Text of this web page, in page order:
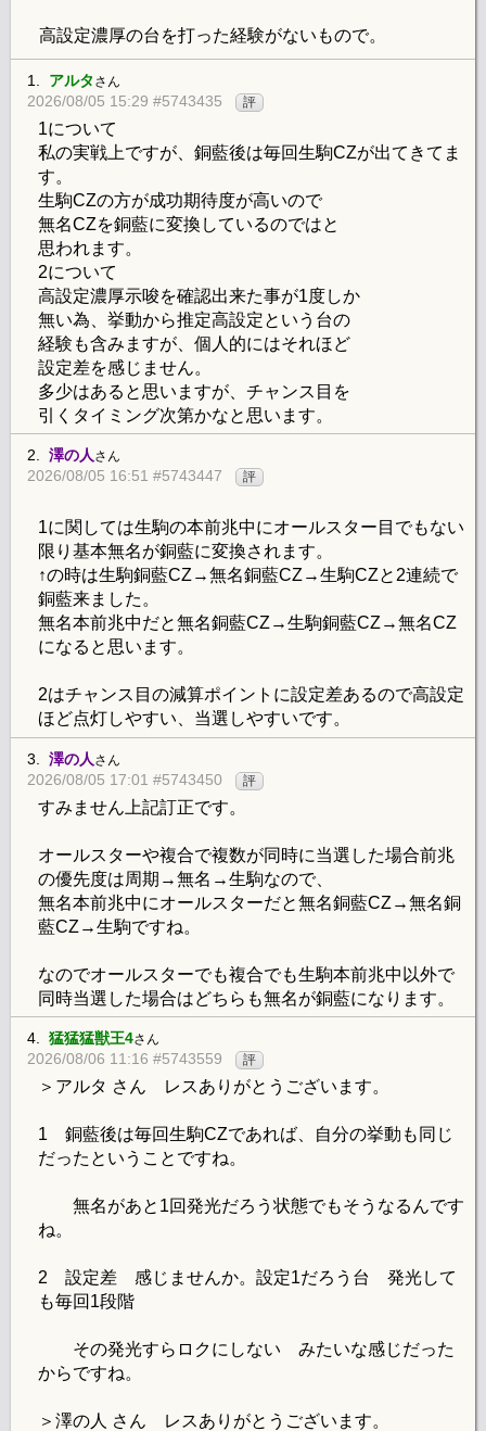
高設定濃厚の台を打った経験がないもので。
1. アルタ さん
2026/08/05 15:29 #5743435 評
1について
私の実戦上ですが、銅藍後は毎回生駒CZが出てきてま
す。
生駒CZの方が成功期待度が高いので
無名CZを銅藍に変換しているのではと
思われます。
2について
高設定濃厚示唆を確認出来た事が1度しか
無い為、挙動から推定高設定という台の
経験も含みますが、個人的にはそれほど
設定差を感じません。
多少はあると思いますが、チャンス目を
引くタイミング次第かなと思います。
2. 澤の人さん
2026/08/05 16:51 #5743447 評
1に関しては生駒の本前兆中にオールスター目でもない
限り基本無名が銅藍に変換されます。
↑の時は生駒銅藍CZ→無名銅藍CZ→生駒CZと2連続で
銅藍来ました。
無名本前兆中だと無名銅藍CZ→生駒銅藍CZ→無名CZ
になると思います。
2はチャンス目の減算ポイントに設定差あるので高設定
ほど点灯しやすい、当選しやすいです。
3. 澤の人 さん
2026/08/05 17:01 #5743450 評
すみません上記訂正です。
オールスターや複合で複数が同時に当選した場合前兆
の優先度は周期→無名→生駒なので、
無名本前兆中にオールスターだと無名銅藍CZ→無名銅
藍CZ→生駒ですね。
なのでオールスターでも複合でも生駒本前兆中以外で
同時当選した場合はどちらも無名が銅藍になります。
4. 猛猛猛獣王4さん
2026/08/06 11:16 #5743559 評
＞アルタ さん レスありがとうございます。
1 銅藍後は毎回生駒CZであれば、自分の挙動も同じ
だったということですね。
無名があと1回発光だろう状態でもそうなるんです
ね。
2 設定差 感じませんか。設定1だろう台 発光して
も毎回1段階
その発光すらロクにしない みたいな感じだった
からですね。
＞澤の人 さん レスありがとうございます。